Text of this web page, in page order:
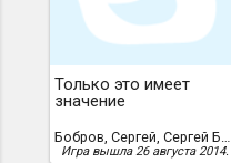
Только это имеет
значение
Бобров, Сергей, Сергей Бобров
Игра вышла 26 августа 2014.